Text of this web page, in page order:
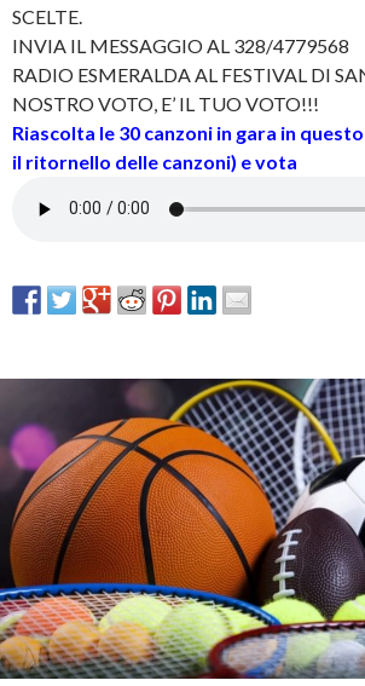
SCELTE.
INVIA IL MESSAGGIO AL 328/4779568
RADIO ESMERALDA AL FESTIVAL DI
NOSTRO VOTO, E’ IL TUO VOTO!!!
Riascolta le 30 canzoni in gara in
il ritornello delle canzoni) e vota